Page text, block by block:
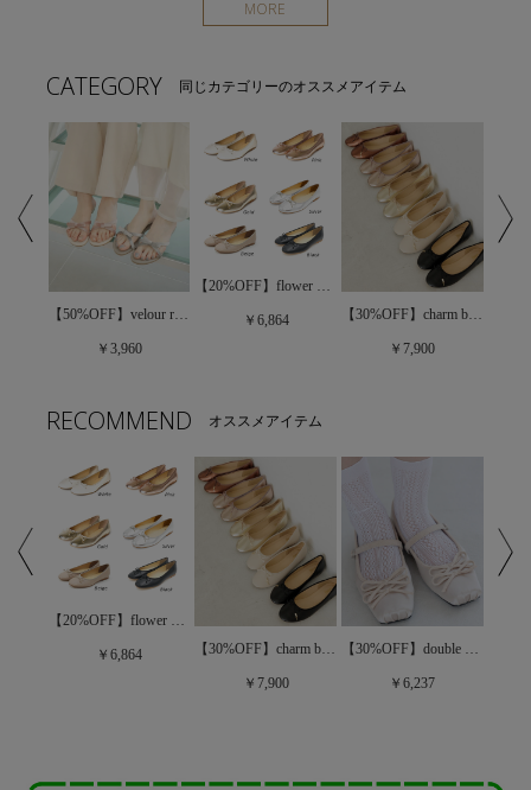
MORE
CATEGORY 同じカテゴリーのオススメアイテム
【50%OFF】velour ribbon sandal～ﾍﾞﾛｱﾘﾎﾞﾝｻﾝﾀﾞﾙ
￥3,960
【20%OFF】flower color ballet ～ﾌﾗﾜｰｶﾗｰﾊﾞﾚｰ
￥6,864 【30%OFF】charm ballet shoes～ﾁｬｰﾑﾊﾞﾚｴｼｭｰｽﾞ
￥7,900
RECOMMEND オススメアイテム
【20%OFF】flower color ballet ～ﾌﾗﾜｰｶﾗｰﾊﾞﾚｰ
￥6,864 【30%OFF】charm ballet shoes～ﾁｬｰﾑﾊﾞﾚｴｼｭｰｽﾞ
￥7,900
【30%OFF】double ribbon ballet～ﾀﾞﾌﾞﾙﾘﾎﾞﾝﾊﾞﾚｴ
￥6,237